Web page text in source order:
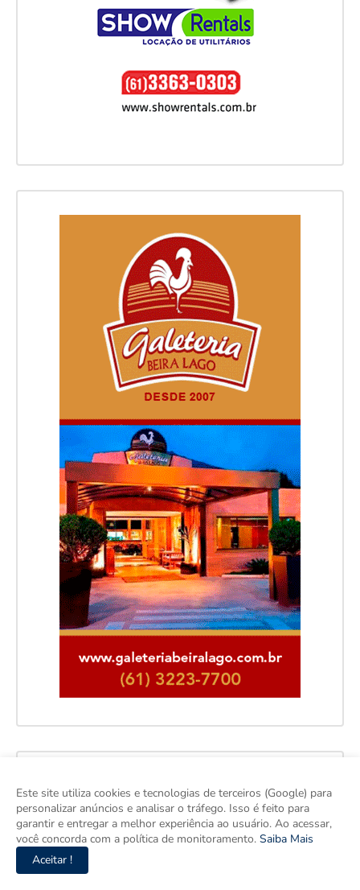
Este site utiliza cookies e tecnologias de terceiros (Google) para
personalizar anúncios e analisar o tráfego. Isso é feito para
garantir e entregar a melhor experiência ao usuário. Ao acessar,
você concorda com a política de monitoramento. Saiba Mais
Aceitar !